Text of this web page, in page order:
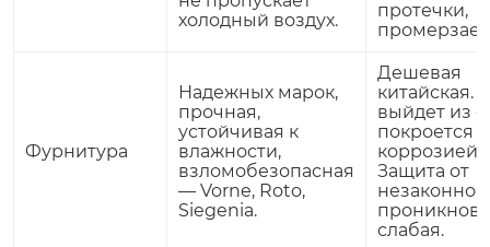
холодный воздух.
протечки,
промерзает.
Фурнитура
Надежных марок,
прочная,
устойчивая к
влажности,
взломобезопасная
— Vorne, Roto,
Siegenia.
Дешевая
китайская.
выйдет из
покроется
коррозией.
Защита от
слабая.